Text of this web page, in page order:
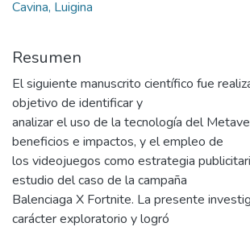
Cavina, Luigina
Resumen
El siguiente manuscrito científico fue
objetivo de identificar y
analizar el uso de la tecnología del
beneficios e impactos, y el empleo de
los videojuegos como estrategia
estudio del caso de la campaña
Balenciaga X Fortnite. La presente
carácter exploratorio y logró